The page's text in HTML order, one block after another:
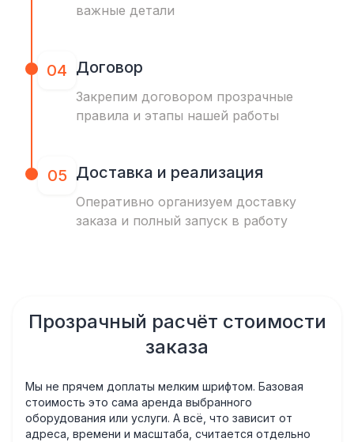
важные детали
04 Договор
Закрепим договором прозрачные
правила и этапы нашей работы
05 Доставка и реализация
Оперативно организуем доставку
заказа и полный запуск в работу
Прозрачный расчёт стоимости
заказа
Мы не прячем доплаты мелким шрифтом. Базовая
стоимость это сама аренда выбранного
оборудования или услуги. А всё, что зависит от
адреса, времени и масштаба, считается отдельно